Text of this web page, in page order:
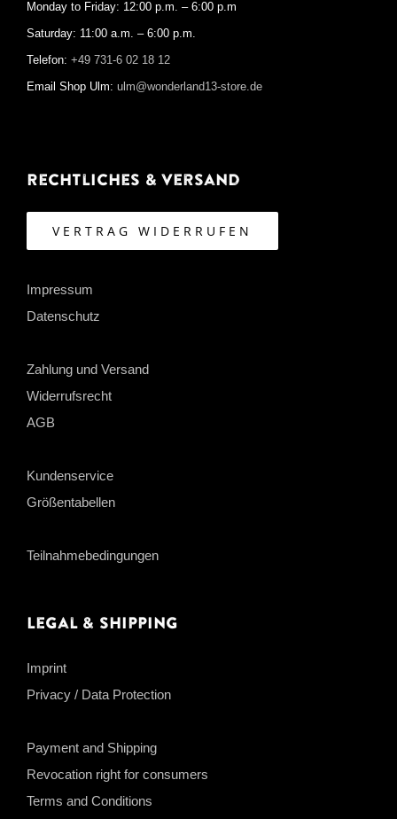
Monday to Friday: 12:00 p.m. – 6:00 p.m
Saturday: 11:00 a.m. – 6:00 p.m.
Telefon: +49 731-6 02 18 12
Email Shop Ulm: ulm@wonderland13-store.de
Rechtliches & Versand
VERTRAG WIDERRUFEN
Impressum
Datenschutz
Zahlung und Versand
Widerrufsrecht
AGB
Kundenservice
Größentabellen
Teilnahmebedingungen
Legal & Shipping
Imprint
Privacy / Data Protection
Payment and Shipping
Revocation right for consumers
Terms and Conditions